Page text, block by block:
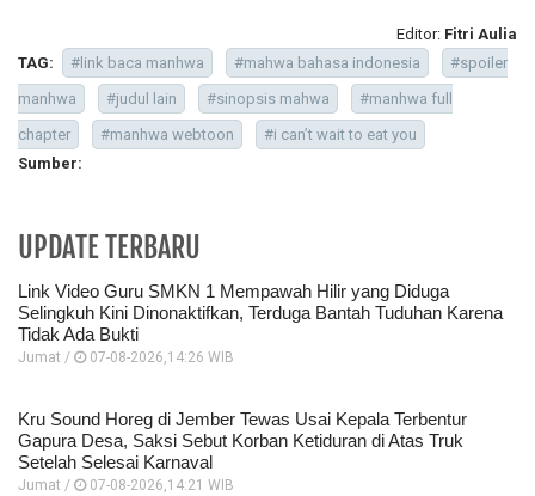
Editor: Fitri Aulia
TAG:
#link baca manhwa #mahwa bahasa indonesia
#spoiler
manhwa
#judul lain #sinopsis mahwa
#manhwa full
chapter
#manhwa webtoon
#i can’t wait to eat you
Sumber:
UPDATE TERBARU
Link Video Guru SMKN 1 Mempawah Hilir yang Diduga
Selingkuh Kini Dinonaktifkan, Terduga Bantah Tuduhan Karena
Tidak Ada Bukti
Jumat / 07-08-2026,14:26 WIB
Kru Sound Horeg di Jember Tewas Usai Kepala Terbentur
Gapura Desa, Saksi Sebut Korban Ketiduran di Atas Truk
Setelah Selesai Karnaval
Jumat / 07-08-2026,14:21 WIB